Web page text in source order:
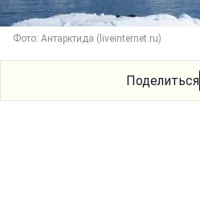
Фото: Антарктида (liveinternet.ru)
Поделиться